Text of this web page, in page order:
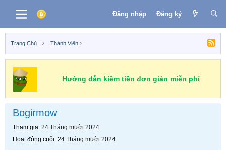
Đăng nhập Đăng ký
Trang Chủ Thành Viên
Hướng dẫn kiếm tiền đơn giản miễn phí
Bogirmow
Tham gia 24 Tháng mười 2024
Hoạt động cuối 24 Tháng mười 2024